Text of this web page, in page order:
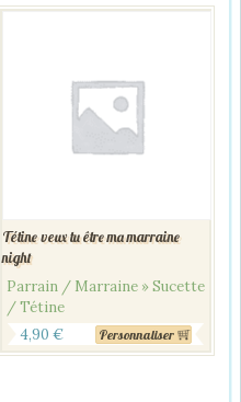
Tétine veux tu être ma marraine
night
Parrain / Marraine » Sucette
/ Tétine
4,90 € Personnaliser